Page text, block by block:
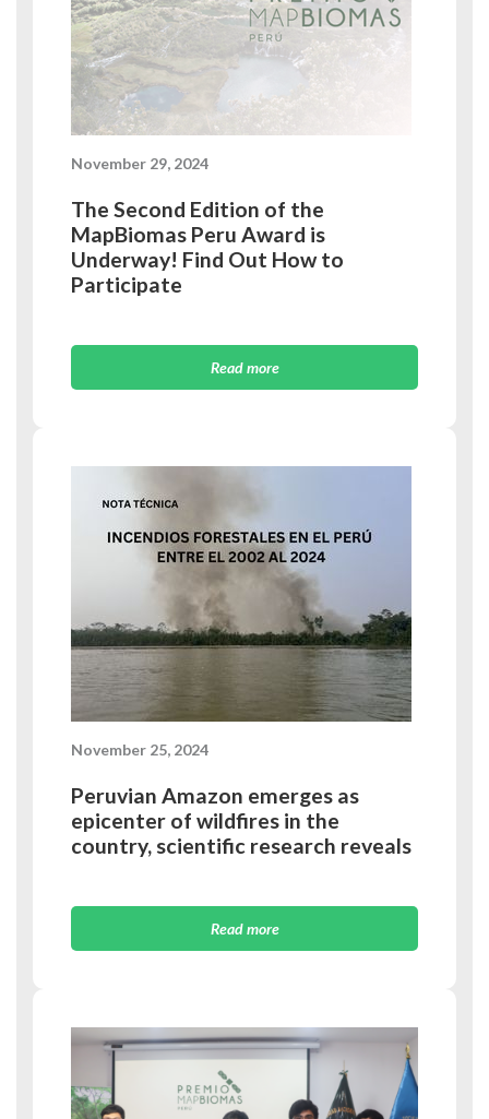
November 29, 2024
The Second Edition of the
MapBiomas Peru Award is
Underway! Find Out How to
Participate
Read more
November 25, 2024
Peruvian Amazon emerges as
epicenter of wildfires in the
country, scientific research reveals
Read more